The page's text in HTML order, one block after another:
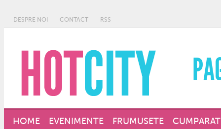
DESPRE NOI CONTACT RSS
HOME EVENIMENTE FRUMUSETE